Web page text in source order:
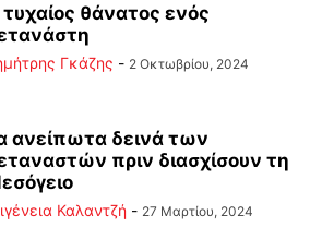
θάνατος ενός
Γκάζης - 2 Οκτωβρίου, 2024
ανείπωτα δεινά των
πριν διασχίσουν τη
Καλαντζή - 27 Μαρτίου, 2024